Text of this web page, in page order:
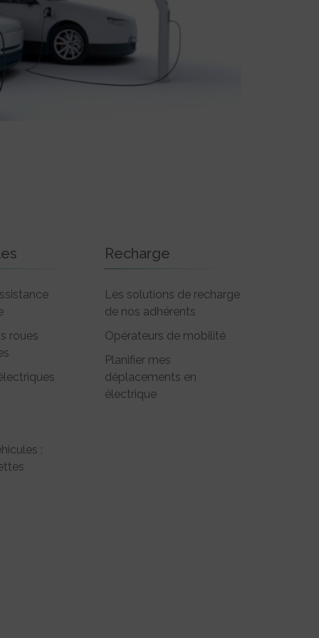
roues
:
Recharge
Les solutions de recharge
de nos adhérents
Opérateurs de mobilité
Planifier mes
déplacements en
électrique